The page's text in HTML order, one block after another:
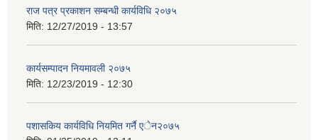
राज पत्र प्रकाशन सम्बन्धी कार्यविधि २०७५
मिति: 12/27/2019 - 13:57
कार्यसम्पादन नियमावली २०७५
मिति: 12/23/2019 - 12:30
पशासकिय कार्यविधि नियमित गर्नै एेन२०७५